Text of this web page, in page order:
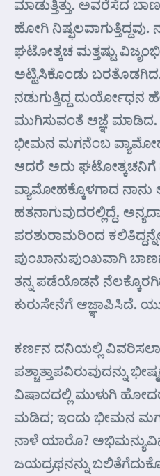
ಮಾಡುತ್ತಿತ್ತು. ಅವರೆಸೆದ
ಹೋಗಿ ನಿಷ್ಫಲವಾಗುತ್ತಿದ್ದವು.
ಘಟೋತ್ಕಚ ಮತ್ತಷ್ಟು
ಅಟ್ಟಿಸಿಕೊಂಡು
ನಡುಗುತ್ತಿದ್ದ ದುರ್ಯೋಧನ
ಮುಗಿಸುವಂತೆ ಆಜ್ಞೆ ಮಾಡಿದ.
ಭೀಮನ ಮಗನೆಂಬ ವ್ಯಾಮೋಹ
ಆದರೆ ಅದು ಘಟೋತ್ಕಚನಿಗೆ
ವ್ಯಾಮೋಹಕ್ಕೊಳಗಾದ
ಹತನಾಗುವುದರಲ್ಲಿದ್ದೆ.
ಪರಶುರಾಮರಿಂದ
ಪುಂಖಾನುಪುಂಖವಾಗಿ
ತನ್ನ ಪಡೆಯೊಡನೆ
ಕುರುಸೇನೆಗೆ ಆಜ್ಞಾಪಿಸಿದೆ.
ಕರ್ಣನ ದನಿಯಲ್ಲಿ
ಪಶ್ಚಾತ್ತಾಪವಿರುವುದನ್ನು
ವಿಷಾದದಲ್ಲಿ ಮುಳುಗಿ
ಮಡಿದ; ಇಂದು ಭೀಮನ
ನಾಳೆ ಯಾರೊ?
ಜಯದ್ರಥನನ್ನು